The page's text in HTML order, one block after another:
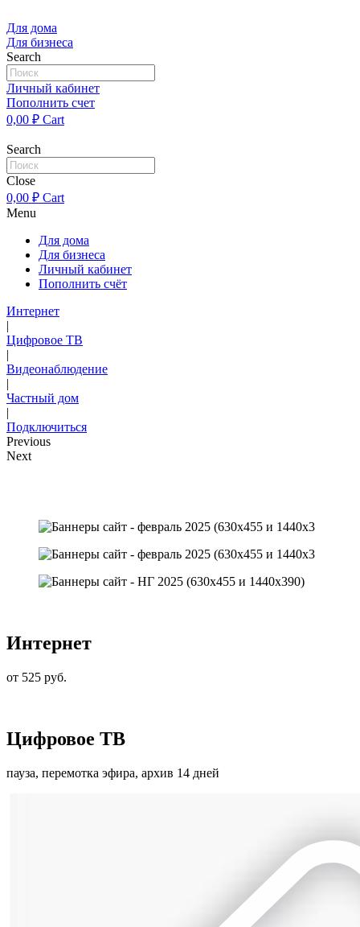
к
содержимому
Для дома
Для бизнеса
Search
Личный кабинет
Пополнить счет
0,00 ₽ Cart
Search
Close
0,00 ₽ Cart
Menu
Для дома
Для бизнеса
Личный кабинет
Пополнить счёт
Интернет
|
Цифровое ТВ
|
Видеонаблюдение
|
Частный дом
|
Подключиться
Previous
Next
Интернет
от 525 руб.
Цифровое ТВ
пауза, перемотка эфира, архив 14 дней